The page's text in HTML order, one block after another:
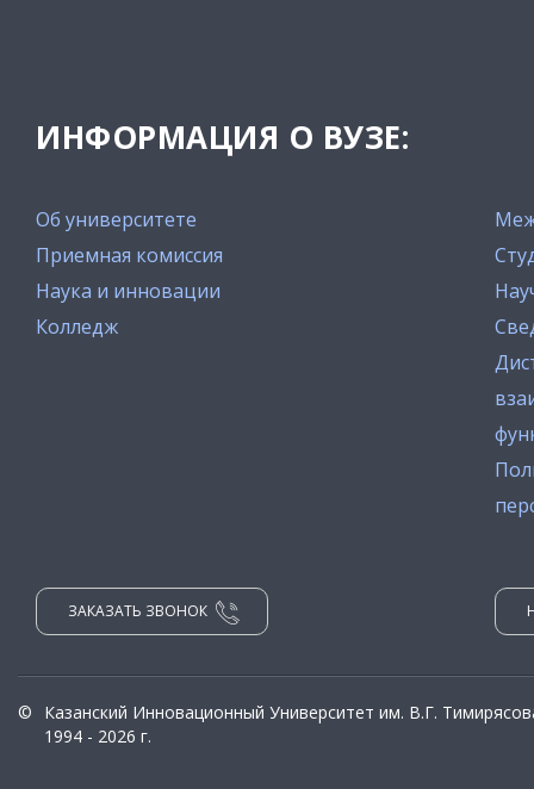
ИНФОРМАЦИЯ О ВУЗЕ:
Об университете
Приемная комиссия
Наука и инновации
Колледж
ЗАКАЗАТЬ ЗВОНОК
©
Казанский Инновационный Университет им. В.Г.
1994 - 2026 г.